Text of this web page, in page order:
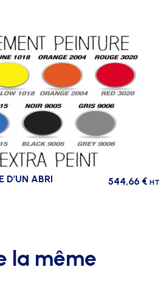
D’UN ABRI
544,66 € HT
la même